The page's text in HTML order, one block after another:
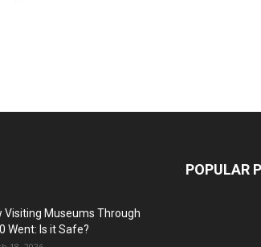
Visiting Museums Through
Went: Is it Safe?
POPULAR